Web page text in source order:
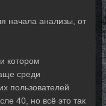
начала анализы, от
котором
среди
пользователей
40, но всё это так